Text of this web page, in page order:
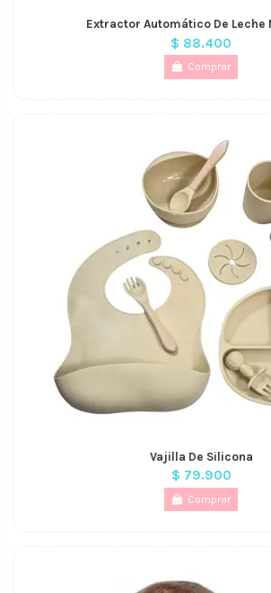
Extractor Automático De Leche
$ 88.400
Comprar
Vajilla De Silicona
$ 79.900
Comprar